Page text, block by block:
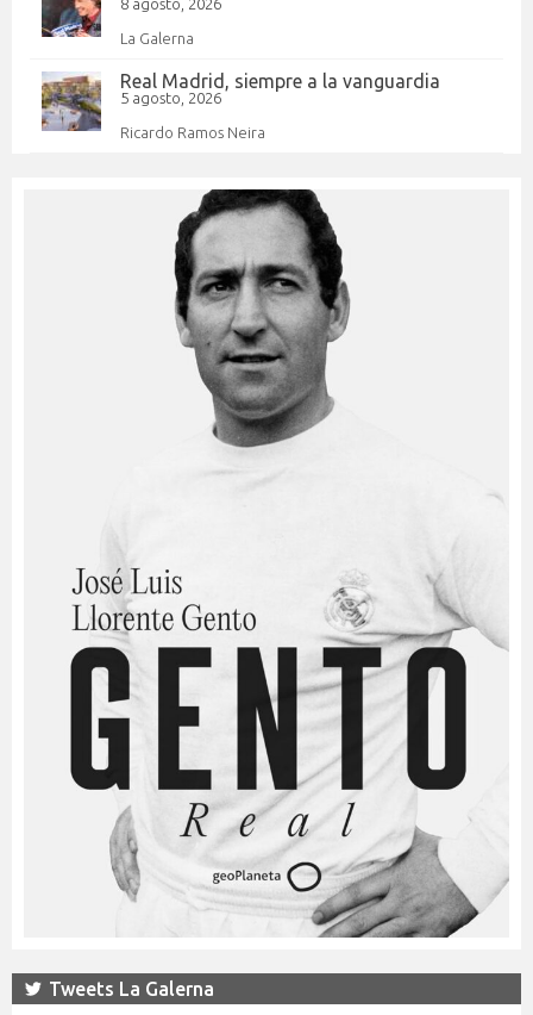
8 agosto, 2026
La Galerna
Real Madrid, siempre a la vanguardia
5 agosto, 2026
Ricardo Ramos Neira
Tweets La Galerna